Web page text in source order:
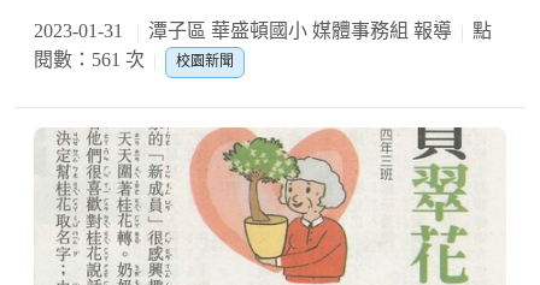
2023-01-31 潭子區 華盛頓國小 媒體事務組 報導
點
閱數：561 次
校園新聞